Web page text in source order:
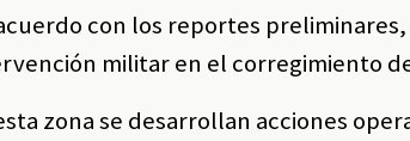
con los reportes
militar en el corregimiento
zona se desarrollan acciones